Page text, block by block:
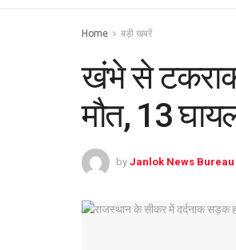
Home बड़ी खबरें
खंभे से
मौत, 13
by Janlok News Bureau